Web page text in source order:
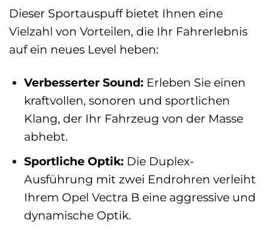
Dieser Sportauspuff bietet Ihnen eine
Vielzahl von Vorteilen, die Ihr Fahrerlebnis
auf ein neues Level heben:
Verbesserter Sound:Erleben Sie einen
kraftvollen, sonoren und sportlichen
Klang, der Ihr Fahrzeug von der Masse
abhebt.
Sportliche Optik:Die Duplex-
Ausführung mit zwei Endrohren verleiht
Ihrem Opel Vectra B eine aggressive und
dynamische Optik.